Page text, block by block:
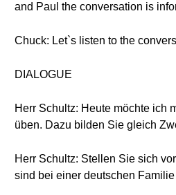
and Paul the conversation is
Chuck: Let`s listen to the
DIALOGUE
Herr Schultz: Heute möchte ich
üben. Dazu bilden Sie gleich
Herr Schultz: Stellen Sie sich
sind bei einer deutschen Familie